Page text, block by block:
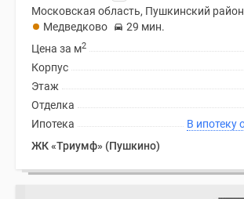
Московская область, Пушкинский район
Медведково
29 мин.
Цена за м2
Корпус
Этаж
Отделка
Ипотека
ЖК «Триумф» (Пушкино)